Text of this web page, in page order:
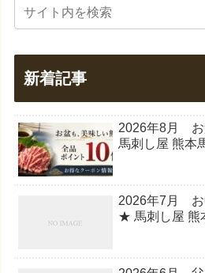
新着記事
2026年8月 お
馬刺し
2026年7月 お
★ 馬